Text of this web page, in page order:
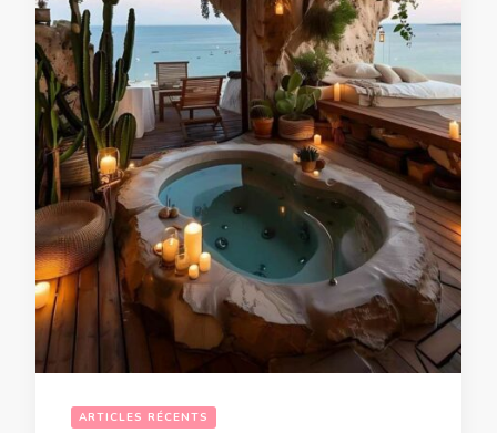
ARTICLES RÉCENTS